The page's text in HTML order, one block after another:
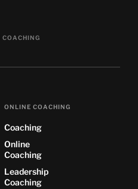
ONLINE COACHING
Coaching
Online
Coaching
Leadership
Coaching